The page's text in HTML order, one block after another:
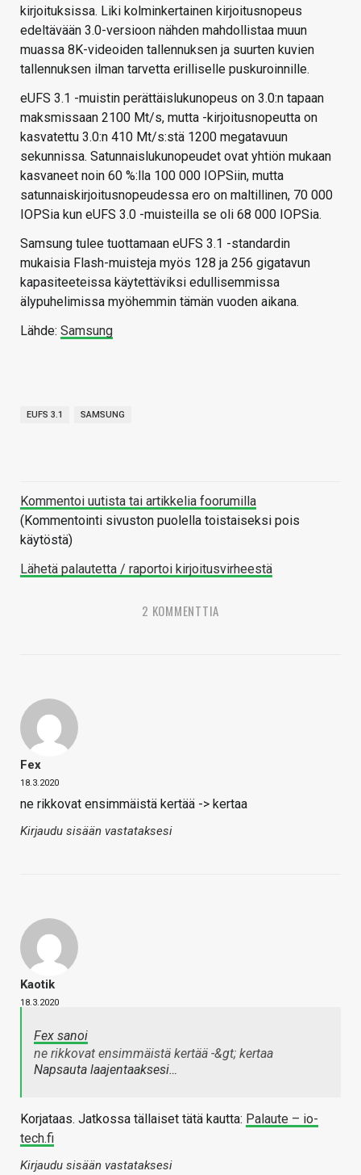
kirjoituksissa. Liki kolminkertainen kirjoitusnopeus
edeltävään 3.0-versioon nähden mahdollistaa muun
muassa 8K-videoiden tallennuksen ja suurten kuvien
tallennuksen ilman tarvetta erilliselle puskuroinnille.
eUFS 3.1 -muistin perättäislukunopeus on 3.0:n tapaan
maksmissaan 2100 Mt/s, mutta -kirjoitusnopeutta on
kasvatettu 3.0:n 410 Mt/s:stä 1200 megatavuun
sekunnissa. Satunnaislukunopeudet ovat yhtiön mukaan
kasvaneet noin 60 %:lla 100 000 IOPSiin, mutta
satunnaiskirjoitusnopeudessa ero on maltillinen, 70 000
IOPSia kun eUFS 3.0 -muisteilla se oli 68 000 IOPSia.
Samsung tulee tuottamaan eUFS 3.1 -standardin
mukaisia Flash-muisteja myös 128 ja 256 gigatavun
kapasiteeteissa käytettäviksi edullisemmissa
älypuhelimissa myöhemmin tämän vuoden aikana.
Lähde: Samsung
EUFS 3.1 SAMSUNG
Kommentoi uutista tai artikkelia foorumilla
(Kommentointi sivuston puolella toistaiseksi pois
käytöstä)
Lähetä palautetta / raportoi kirjoitusvirheestä
2 KOMMENTTIA
Fex
18.3.2020
ne rikkovat ensimmäistä kertää -> kertaa
Kirjaudu sisään vastataksesi
Kaotik
18.3.2020
Fex sanoi
ne rikkovat ensimmäistä kertää -&gt; kertaa
Napsauta laajentaaksesi…
Korjataas. Jatkossa tällaiset tätä kautta: Palaute – io-
tech.fi
Kirjaudu sisään vastataksesi